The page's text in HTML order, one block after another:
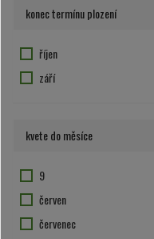
-33
-30
-29
-26
-24
-23
konec termínu plození
říjen
září
kvete do měsíce
9
červen
červenec